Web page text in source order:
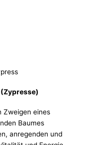
(Zypresse)
Zweigen eines
Baumes
anregenden und